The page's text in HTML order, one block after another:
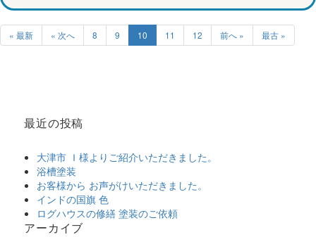
« 最新 « 次へ 8 9 10 11 12 前へ » 最古 »
最近の投稿
大津市 Ｉ様よりご紹介いただきました。
浴槽塗装
お客様から お声がけいただきました。
インドの国旗 色
ログハウスの修繕 塗装のご依頼
アーカイブ